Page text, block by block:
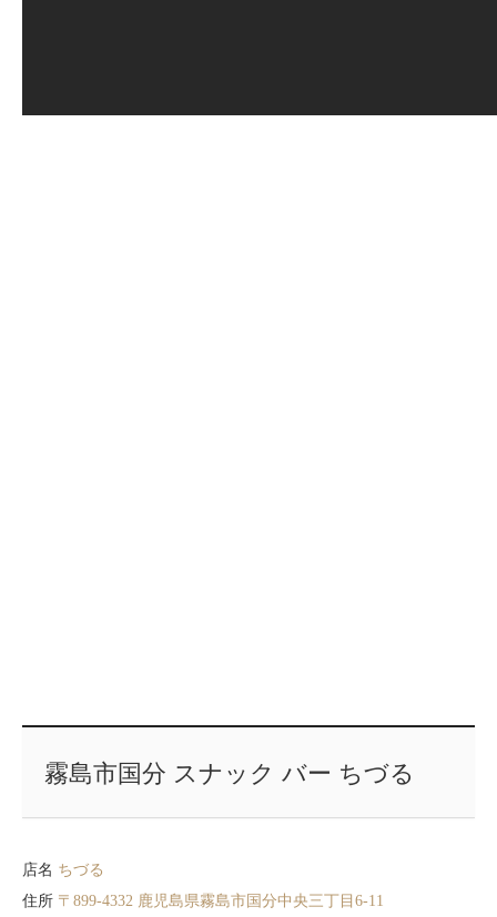
霧島市国分 スナック バー ちづる
店名 ちづる
住所 〒899-4332 鹿児島県霧島市国分中央三丁目6-11